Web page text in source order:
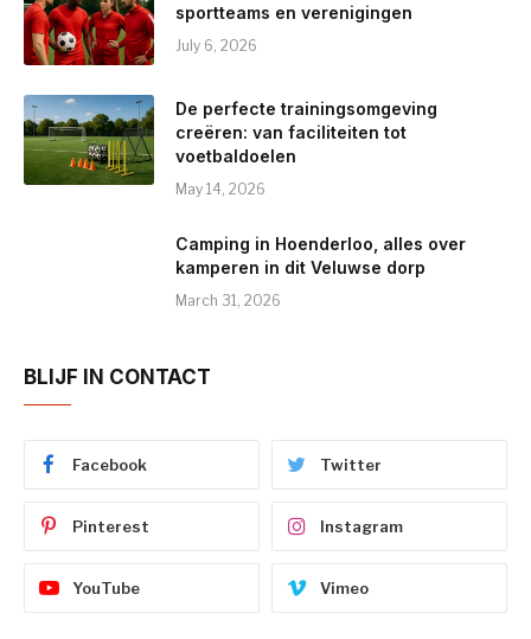
sportteams en verenigingen
July 6, 2026
De perfecte trainingsomgeving
creëren: van faciliteiten tot
voetbaldoelen
May 14, 2026
Camping in Hoenderloo, alles over
kamperen in dit Veluwse dorp
March 31, 2026
BLIJF IN CONTACT
Facebook Twitter
Pinterest Instagram
YouTube Vimeo